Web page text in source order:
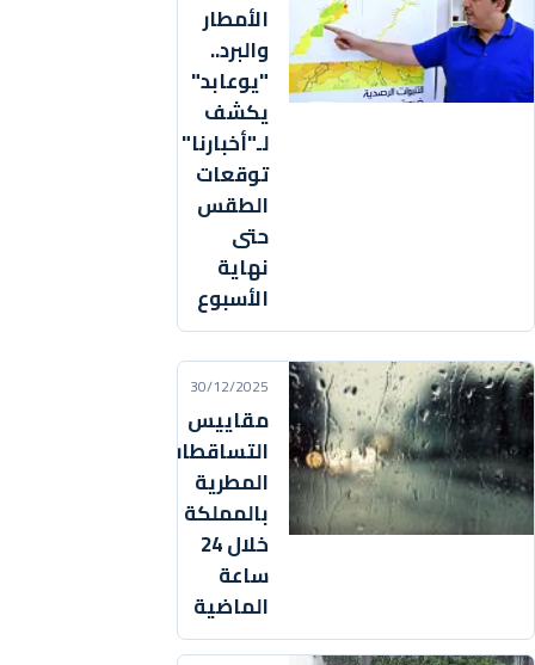
الأمطار
والبرد..
"يوعابد"
يكشف
لـ"أخبارنا"
توقعات
الطقس
حتى
نهاية
الأسبوع
30/12/2025
مقاييس
التساقطات
المطرية
بالمملكة
خلال 24
ساعة
الماضية